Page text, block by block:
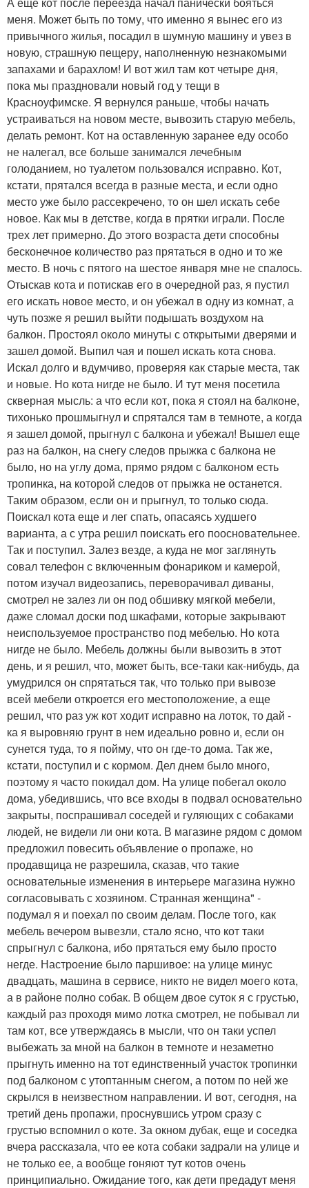
меня. Может быть по тому, что именно я вынес его из
привычного жилья, посадил в шумную машину и увез в
новую, страшную пещеру, наполненную незнакомыми
запахами и барахлом! И вот жил там кот четыре дня,
пока мы праздновали новый год у тещи в
Красноуфимске. Я вернулся раньше, чтобы начать
устраиваться на новом месте, вывозить старую мебель,
делать ремонт. Кот на оставленную заранее еду особо
не налегал, все больше занимался лечебным
голоданием, но туалетом пользовался исправно. Кот,
кстати, прятался всегда в разные места, и если одно
место уже было рассекречено, то он шел искать себе
новое. Как мы в детстве, когда в прятки играли. После
трех лет примерно. До этого возраста дети способны
бесконечное количество раз прятаться в одно и то же
место. В ночь с пятого на шестое января мне не спалось.
Отыскав кота и потискав его в очередной раз, я пустил
его искать новое место, и он убежал в одну из комнат, а
чуть позже я решил выйти подышать воздухом на
балкон. Простоял около минуты с открытыми дверями и
зашел домой. Выпил чая и пошел искать кота снова.
Искал долго и вдумчиво, проверяя как старые места, так
и новые. Но кота нигде не было. И тут меня посетила
скверная мысль: а что если кот, пока я стоял на балконе,
тихонько прошмыгнул и спрятался там в темноте, а когда
я зашел домой, прыгнул с балкона и убежал! Вышел еще
раз на балкон, на снегу следов прыжка с балкона не
было, но на углу дома, прямо рядом с балконом есть
тропинка, на которой следов от прыжка не останется.
Таким образом, если он и прыгнул, то только сюда.
Поискал кота еще и лег спать, опасаясь худшего
варианта, а с утра решил поискать его поосновательнее.
Так и поступил. Залез везде, а куда не мог заглянуть
совал телефон с включенным фонариком и камерой,
потом изучал видеозапись, переворачивал диваны,
смотрел не залез ли он под обшивку мягкой мебели,
даже сломал доски под шкафами, которые закрывают
неиспользуемое пространство под мебелью. Но кота
нигде не было. Мебель должны были вывозить в этот
день, и я решил, что, может быть, все-таки как-нибудь, да
умудрился он спрятаться так, что только при вывозе
всей мебели откроется его местоположение, а еще
решил, что раз уж кот ходит исправно на лоток, то дай -
ка я выровняю грунт в нем идеально ровно и, если он
сунется туда, то я пойму, что он где-то дома. Так же,
кстати, поступил и с кормом. Дел днем было много,
поэтому я часто покидал дом. На улице побегал около
дома, убедившись, что все входы в подвал основательно
закрыты, поспрашивал соседей и гуляющих с собаками
людей, не видели ли они кота. В магазине рядом с домом
предложил повесить объявление о пропаже, но
продавщица не разрешила, сказав, что такие
основательные изменения в интерьере магазина нужно
согласовывать с хозяином. Странная женщина" -
подумал я и поехал по своим делам. После того, как
мебель вечером вывезли, стало ясно, что кот таки
спрыгнул с балкона, ибо прятаться ему было просто
негде. Настроение было паршивое: на улице минус
двадцать, машина в сервисе, никто не видел моего кота,
а в районе полно собак. В общем двое суток я с грустью,
каждый раз проходя мимо лотка смотрел, не побывал ли
там кот, все утверждаясь в мысли, что он таки успел
выбежать за мной на балкон в темноте и незаметно
прыгнуть именно на тот единственный участок тропинки
под балконом с утоптанным снегом, а потом по ней же
скрылся в неизвестном направлении. И вот, сегодня, на
третий день пропажи, проснувшись утром сразу с
грустью вспомнил о коте. За окном дубак, еще и соседка
вчера рассказала, что ее кота собаки задрали на улице и
не только ее, а вообще гоняют тут котов очень
принципиально. Ожидание того, как дети предадут меня